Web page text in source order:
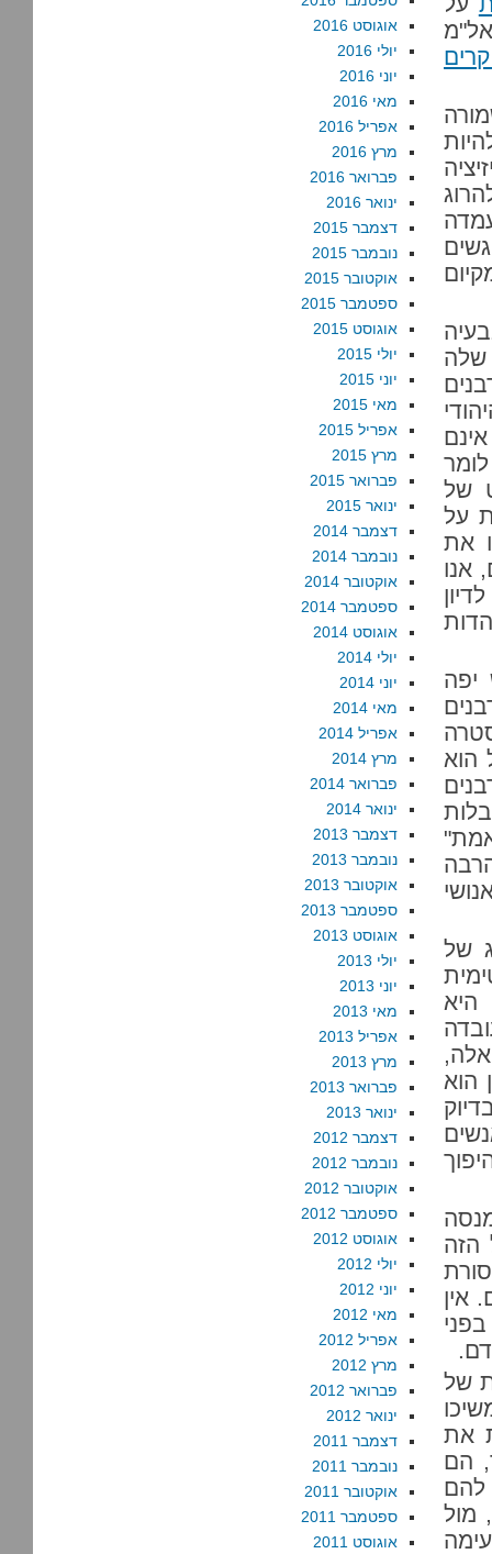
שלה
של
על
את
אנו
יפה
הוא
של
הוא
הזה
אין
של
את
הם
להם
מול
אוגוסט 2016
יולי 2016
יוני 2016
מאי 2016
אפריל 2016
מרץ 2016
פברואר 2016
ינואר 2016
דצמבר 2015
נובמבר 2015
אוקטובר 2015
ספטמבר 2015
אוגוסט 2015
יולי 2015
יוני 2015
מאי 2015
אפריל 2015
מרץ 2015
פברואר 2015
ינואר 2015
דצמבר 2014
נובמבר 2014
אוקטובר 2014
ספטמבר 2014
אוגוסט 2014
יולי 2014
יוני 2014
מאי 2014
אפריל 2014
מרץ 2014
פברואר 2014
ינואר 2014
דצמבר 2013
נובמבר 2013
אוקטובר 2013
ספטמבר 2013
אוגוסט 2013
יולי 2013
יוני 2013
מאי 2013
אפריל 2013
מרץ 2013
פברואר 2013
ינואר 2013
דצמבר 2012
נובמבר 2012
אוקטובר 2012
ספטמבר 2012
אוגוסט 2012
יולי 2012
יוני 2012
מאי 2012
אפריל 2012
מרץ 2012
פברואר 2012
ינואר 2012
דצמבר 2011
נובמבר 2011
אוקטובר 2011
ספטמבר 2011
אוגוסט 2011